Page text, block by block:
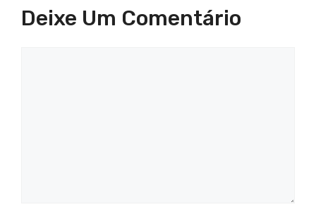
k
Deixe Um Comentário